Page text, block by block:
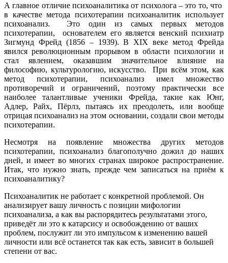
А главное отличие психоаналитика от психолога – это то, что
в качестве метода психотерапии психоаналитик использует
психоанализ. Это один из самых первых методов
психотерапии, основателем его является венский психиатр
Зигмунд Фрейд (1856 – 1939). В XIX веке метод Фрейда
явился революционным прорывом в области психологии и
стал явлением, оказавшим значительное влияние на
философию, культурологию, искусство. При всём этом, как
метод психотерапии, психоанализ имел множество
противоречий и ограничений, поэтому практически все
наиболее талантливые ученики Фрейда, такие как Юнг,
Адлер, Райх, Пёрлз, пытаясь их преодолеть, или вообще
отрицая психоанализ на этом основании, создали свои методы
психотерапии.
Несмотря на появление множества других методов
психотерапии, психоанализ благополучно дожил до наших
дней, и имеет во многих странах широкое распространение.
Итак, что нужно знать, прежде чем записаться на приём к
психоаналитику?
Психоаналитик не работает с конкретной проблемой. Он
анализирует вашу личность с позиции мифологии
психоанализа, а как вы распорядитесь результатами этого,
приведёт ли это к катарсису и освобождению от ваших
проблем, послужит ли это импульсом к изменению вашей
личности или всё останется так как есть, зависит в большей
степени от вас.